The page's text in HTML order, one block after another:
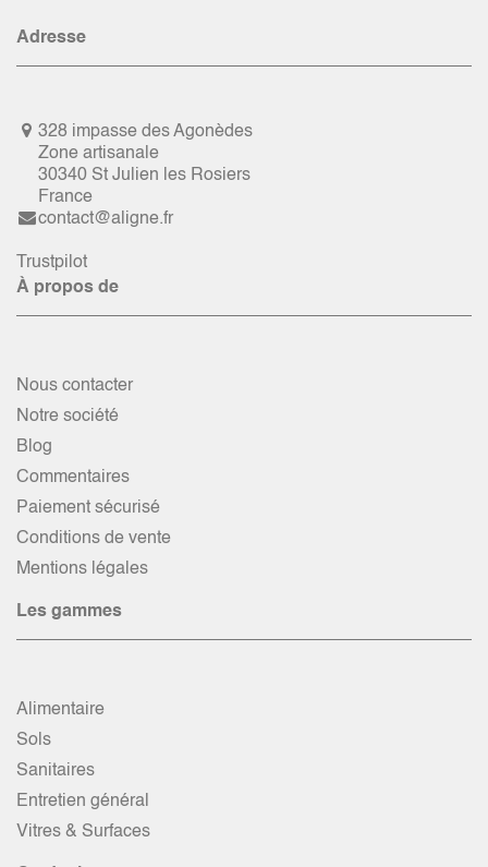
Adresse
328 impasse des Agonèdes
Zone artisanale
30340 St Julien les Rosiers
France
contact@aligne.fr
Trustpilot
À propos de
Nous contacter
Notre société
Blog
Commentaires
Paiement sécurisé
Conditions de vente
Mentions légales
Les gammes
Alimentaire
Sols
Sanitaires
Entretien général
Vitres & Surfaces